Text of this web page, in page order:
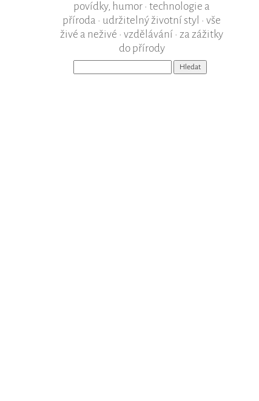
povídky, humor • technologie a
příroda • udržitelný životní styl • vše
živé a neživé • vzdělávání • za zážitky
do přírody